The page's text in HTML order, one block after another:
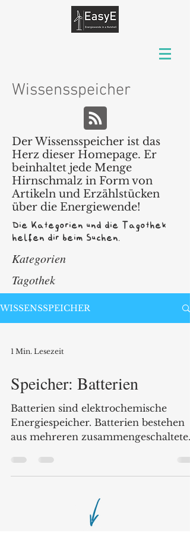
WISSENSSPEICHER
1 Min. Lesezeit
Speicher: Batterien
Batterien sind elektrochemische
Energiespeicher. Batterien bestehen
aus mehreren zusammengeschalteten
Wissensspeicher
Kategorien
Tagothek
Der Wissensspeicher ist das
Herz dieser Homepage. Er
beinhaltet jede Menge
Hirnschmalz in Form von
Artikeln und Erzählstücken
über die Energiewende!
Die Kategorien und die Tagothek
helfen dir beim Suchen.